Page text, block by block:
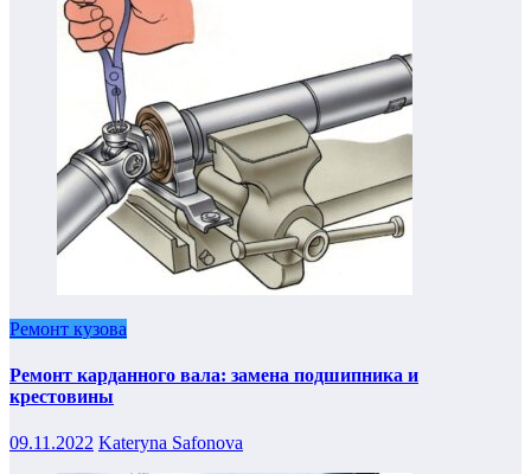
Ремонт кузова
Ремонт карданного вала: замена подшипника и
крестовины
09.11.2022 Kateryna Safonova